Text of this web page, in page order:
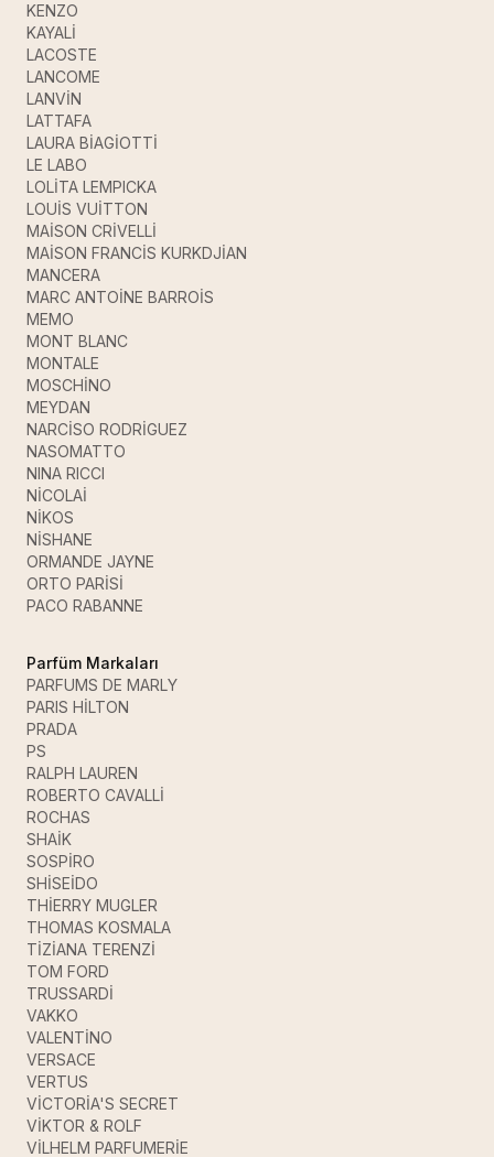
KENZO
KAYALİ
LACOSTE
LANCOME
LANVİN
LATTAFA
LAURA BİAGİOTTİ
LE LABO
LOLİTA LEMPICKA
LOUİS VUİTTON
MAİSON CRİVELLİ
MAİSON FRANCİS KURKDJİAN
MANCERA
MARC ANTOİNE BARROİS
MEMO
MONT BLANC
MONTALE
MOSCHİNO
MEYDAN
NARCİSO RODRİGUEZ
NASOMATTO
NINA RICCI
NİCOLAİ
NİKOS
NİSHANE
ORMANDE JAYNE
ORTO PARİSİ
PACO RABANNE
Parfüm Markaları
PARFUMS DE MARLY
PARIS HİLTON
PRADA
PS
RALPH LAUREN
ROBERTO CAVALLİ
ROCHAS
SHAİK
SOSPİRO
SHİSEİDO
THİERRY MUGLER
THOMAS KOSMALA
TİZİANA TERENZİ
TOM FORD
TRUSSARDİ
VAKKO
VALENTİNO
VERSACE
VERTUS
VİCTORİA'S SECRET
VİKTOR & ROLF
VİLHELM PARFUMERİE